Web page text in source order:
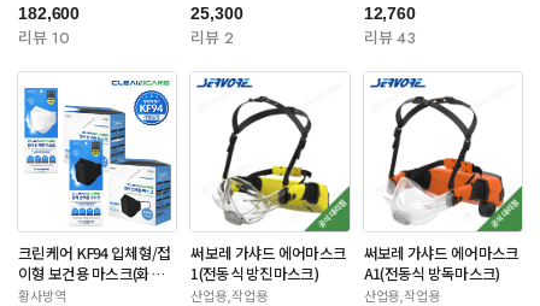
182,600
리뷰 10
25,300
리뷰 2
12,760
리뷰 43
크린케어 KF94 입체형/접
이형 보건용 마스크(화이
트/블랙-대형)
황사방역
써보레 가샤드 에어마스크
1(전동식 방진마스크)
산업용,작업용
써보레 가샤드 에어마스크
A1(전동식 방독마스크)
산업용,작업용